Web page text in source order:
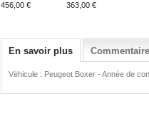
456,00 € 363,00 €
En savoir plus
Véhicule : Peugeot Boxer - Année de